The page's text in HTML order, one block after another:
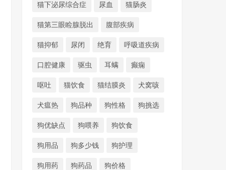
猫下泌尿综合症 尿血 猫肠炎
猫第三眼睑腺脱出 腹部疾病
猫抑郁 尿闭 绝育 呼吸道疾病
口腔健康 驱虫 耳螨 癫痫
呕吐 猫饮食 猫结膜炎 犬窝咳
犬瘟热 狗品种 狗性格 狗挑选
狗优缺点 狗喂养 狗饮食
狗用品 狗多少钱 狗护理
狗用药 狗药品 狗价格